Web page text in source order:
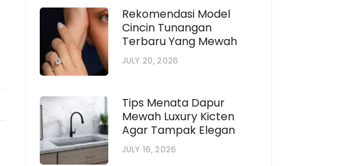
Rekomendasi Model
Cincin Tunangan
Terbaru Yang Mewah
JULY 20, 2026
Tips Menata Dapur
Mewah Luxury Kicten
Agar Tampak Elegan
JULY 16, 2026